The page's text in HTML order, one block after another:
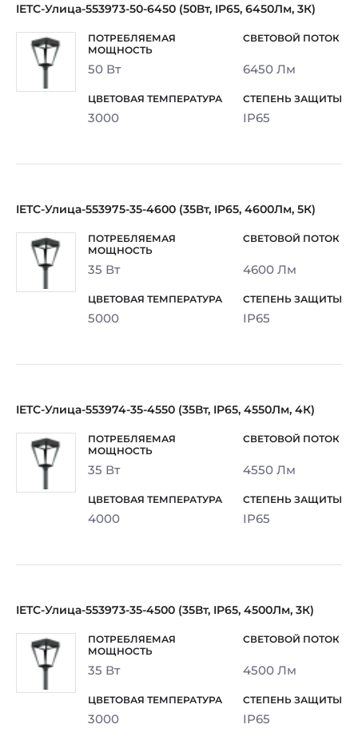
IETC-Улица-553973-50-6450 (50Вт, IP65, 6450Лм, 3К)
50 Вт 6450 Лм
3000 IP65
IETC-Улица-553975-35-4600 (35Вт, IP65, 4600Лм, 5К)
35 Вт 4600 Лм
5000 IP65
IETC-Улица-553974-35-4550 (35Вт, IP65, 4550Лм, 4К)
35 Вт 4550 Лм
4000 IP65
IETC-Улица-553973-35-4500 (35Вт, IP65, 4500Лм, 3К)
35 Вт 4500 Лм
3000 IP65